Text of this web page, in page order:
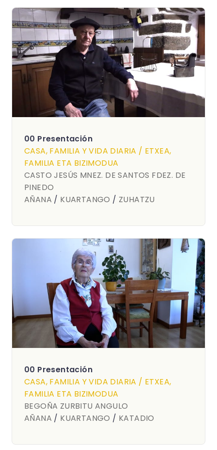
00 Presentación
CASA, FAMILIA Y VIDA DIARIA / ETXEA,
FAMILIA ETA BIZIMODUA
CASTO JESÚS MNEZ. DE SANTOS FDEZ. DE
PINEDO
AÑANA / KUARTANGO / ZUHATZU
00 Presentación
CASA, FAMILIA Y VIDA DIARIA / ETXEA,
FAMILIA ETA BIZIMODUA
BEGOÑA ZURBITU ANGULO
AÑANA / KUARTANGO / KATADIO